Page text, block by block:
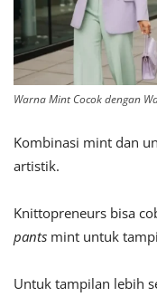
Warna Mint Cocok dengan
Kombinasi mint dan
artistik.
Knittopreneurs bisa
pants mint untuk
Untuk tampilan lebih